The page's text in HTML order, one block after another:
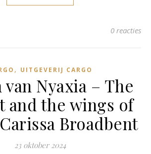
0 reacties
, UITGEVERIJ CARGO
Nyaxia – The
and the wings of
Broadbent
23 oktober 2024